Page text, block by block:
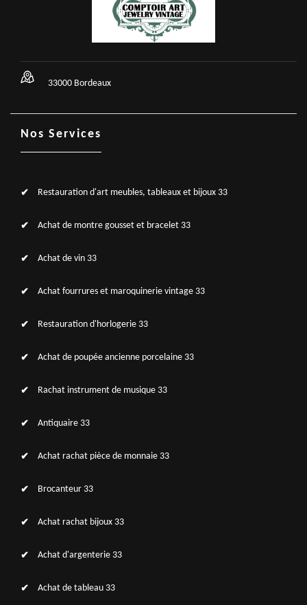
33000 Bordeaux
Nos Services
Restauration d'art meubles, tableaux et bijoux 33
Achat de montre gousset et bracelet 33
Achat de vin 33
Achat fourrures et maroquinerie vintage 33
Restauration d'horlogerie 33
Achat de poupée ancienne porcelaine 33
Rachat instrument de musique 33
Antiquaire 33
Achat rachat pièce de monnaie 33
Brocanteur 33
Achat rachat bijoux 33
Achat d'argenterie 33
Achat de tableau 33